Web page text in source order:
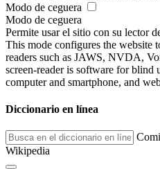
Modo de ceguera
Modo de ceguera
Permite usar el sitio con su lector
This mode configures the website
readers such as JAWS, NVDA,
screen-reader is software for blind
computer and smartphone, and
Diccionario en línea
Wikipedia